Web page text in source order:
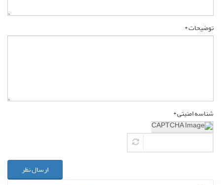
توضیحات *
شناسه امنیتی *
ارسال نظر